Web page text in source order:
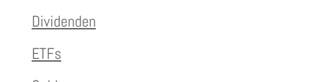
Dividenden
ETFs